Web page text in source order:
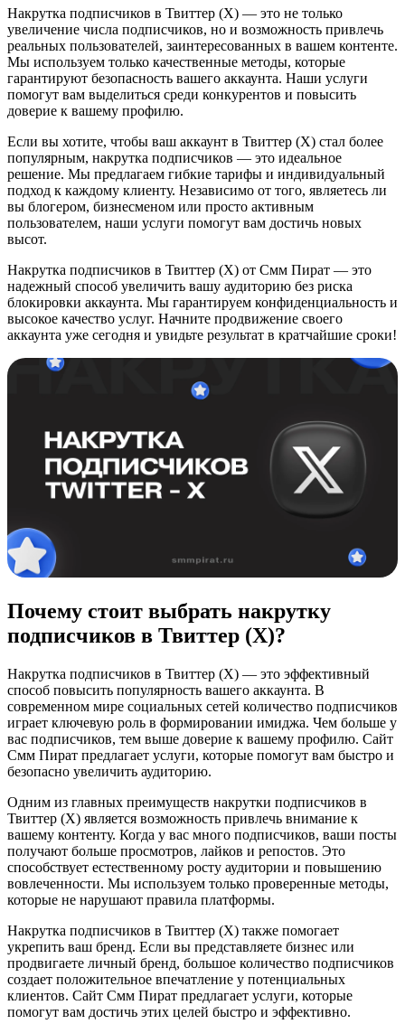
Накрутка подписчиков в Твиттер (X) — это не только
увеличение числа подписчиков, но и возможность привлечь
реальных пользователей, заинтересованных в вашем контенте.
Мы используем только качественные методы, которые
гарантируют безопасность вашего аккаунта. Наши услуги
помогут вам выделиться среди конкурентов и повысить
доверие к вашему профилю.
Если вы хотите, чтобы ваш аккаунт в Твиттер (X) стал более
популярным, накрутка подписчиков — это идеальное
решение. Мы предлагаем гибкие тарифы и индивидуальный
подход к каждому клиенту. Независимо от того, являетесь ли
вы блогером, бизнесменом или просто активным
пользователем, наши услуги помогут вам достичь новых
высот.
Накрутка подписчиков в Твиттер (X) от Смм Пират — это
надежный способ увеличить вашу аудиторию без риска
блокировки аккаунта. Мы гарантируем конфиденциальность и
высокое качество услуг. Начните продвижение своего
аккаунта уже сегодня и увидьте результат в кратчайшие сроки!
Почему стоит выбрать накрутку
подписчиков в Твиттер (X)?
Накрутка подписчиков в Твиттер (X) — это эффективный
способ повысить популярность вашего аккаунта. В
современном мире социальных сетей количество подписчиков
играет ключевую роль в формировании имиджа. Чем больше у
вас подписчиков, тем выше доверие к вашему профилю. Сайт
Смм Пират предлагает услуги, которые помогут вам быстро и
безопасно увеличить аудиторию.
Одним из главных преимуществ накрутки подписчиков в
Твиттер (X) является возможность привлечь внимание к
вашему контенту. Когда у вас много подписчиков, ваши посты
получают больше просмотров, лайков и репостов. Это
способствует естественному росту аудитории и повышению
вовлеченности. Мы используем только проверенные методы,
которые не нарушают правила платформы.
Накрутка подписчиков в Твиттер (X) также помогает
укрепить ваш бренд. Если вы представляете бизнес или
продвигаете личный бренд, большое количество подписчиков
создает положительное впечатление у потенциальных
клиентов. Сайт Смм Пират предлагает услуги, которые
помогут вам достичь этих целей быстро и эффективно.